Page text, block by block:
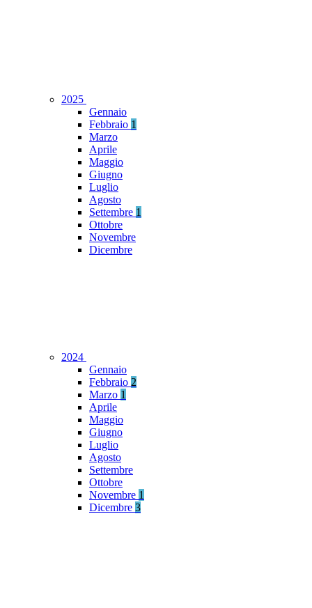
2025
Gennaio
Febbraio 1
Marzo
Aprile
Maggio
Giugno
Luglio
Agosto
Settembre 1
Ottobre
Novembre
Dicembre
2024
Gennaio
Febbraio 2
Marzo 1
Aprile
Maggio
Giugno
Luglio
Agosto
Settembre
Ottobre
Novembre 1
Dicembre 3